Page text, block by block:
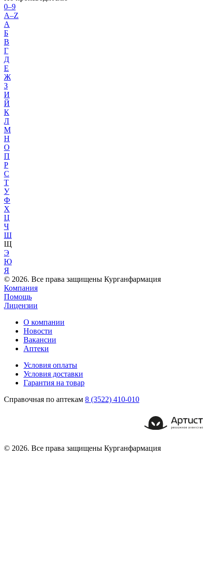
0–9
A–Z
А
Б
В
Г
Д
Е
Ж
З
И
Й
К
Л
М
Н
О
П
Р
С
Т
У
Ф
Х
Ц
Ч
Ш
Щ
Э
Ю
Я
© 2026. Все права защищены Курганфармация
Компания
Помощь
Лицензии
О компании
Новости
Вакансии
Аптеки
Условия оплаты
Условия доставки
Гарантия на товар
Справочная по аптекам 8 (3522) 410-010
© 2026. Все права защищены Курганфармация